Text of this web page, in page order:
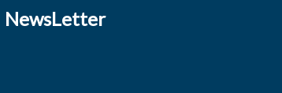
NewsLetter